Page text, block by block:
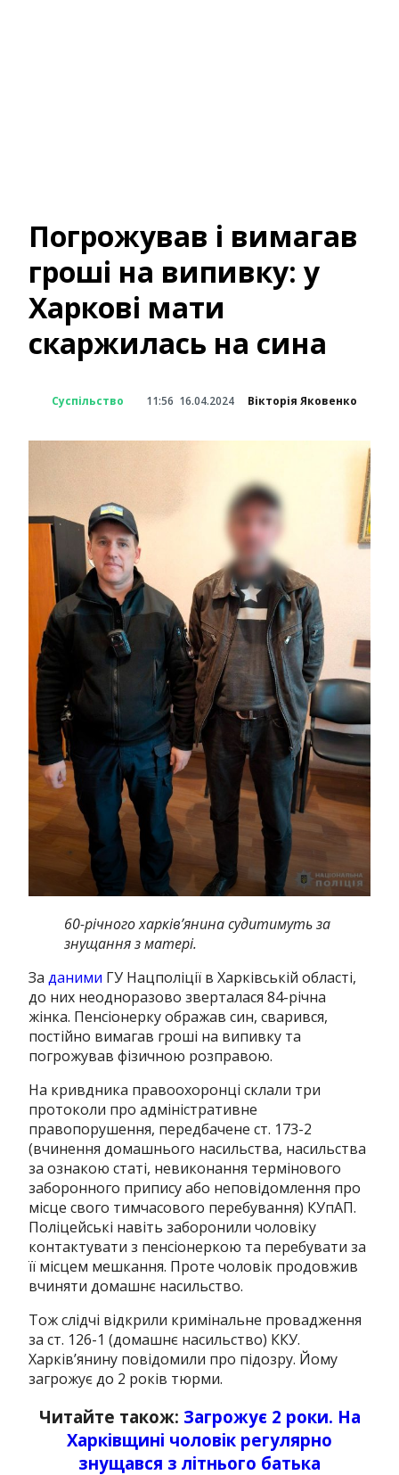
Погрожував і вимагав
гроші на випивку: у
Харкові мати
скаржилась на сина
Суспільство 11:56 16.04.2024 Вікторія Яковенко
60-річного харків’янина судитимуть за
знущання з матері.
Заданими ГУ Нацполіції в Харківській області,
до них неодноразово зверталася 84-річна
жінка. Пенсіонерку ображав син, сварився,
постійно вимагав гроші на випивку та
погрожував фізичною розправою.
На кривдника правоохоронці склали три
протоколи про адміністративне
правопорушення, передбачене ст. 173-2
(вчинення домашнього насильства, насильства
за ознакою статі, невиконання термінового
заборонного припису або неповідомлення про
місце свого тимчасового перебування) КУпАП.
Поліцейські навіть заборонили чоловіку
контактувати з пенсіонеркою та перебувати за
її місцем мешкання. Проте чоловік продовжив
вчиняти домашнє насильство.
Тож слідчі відкрили кримінальне провадження
за ст. 126-1 (домашнє насильство) ККУ.
Харків’янину повідомили про підозру. Йому
загрожує до 2 років тюрми.
Читайте також: Загрожує 2 роки. На
Харківщині чоловік регулярно
знущався з літнього батька